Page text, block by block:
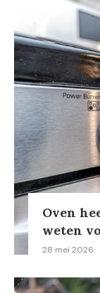
Oven
weten
28 mei 2026